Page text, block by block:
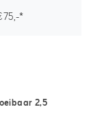
*
2,5